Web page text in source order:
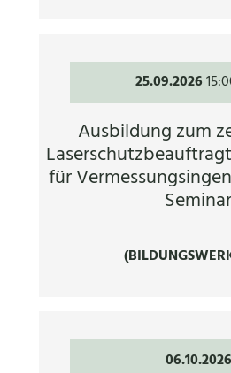
25.09.2026
Ausbildung zum
für
Seminar
06.10.2026